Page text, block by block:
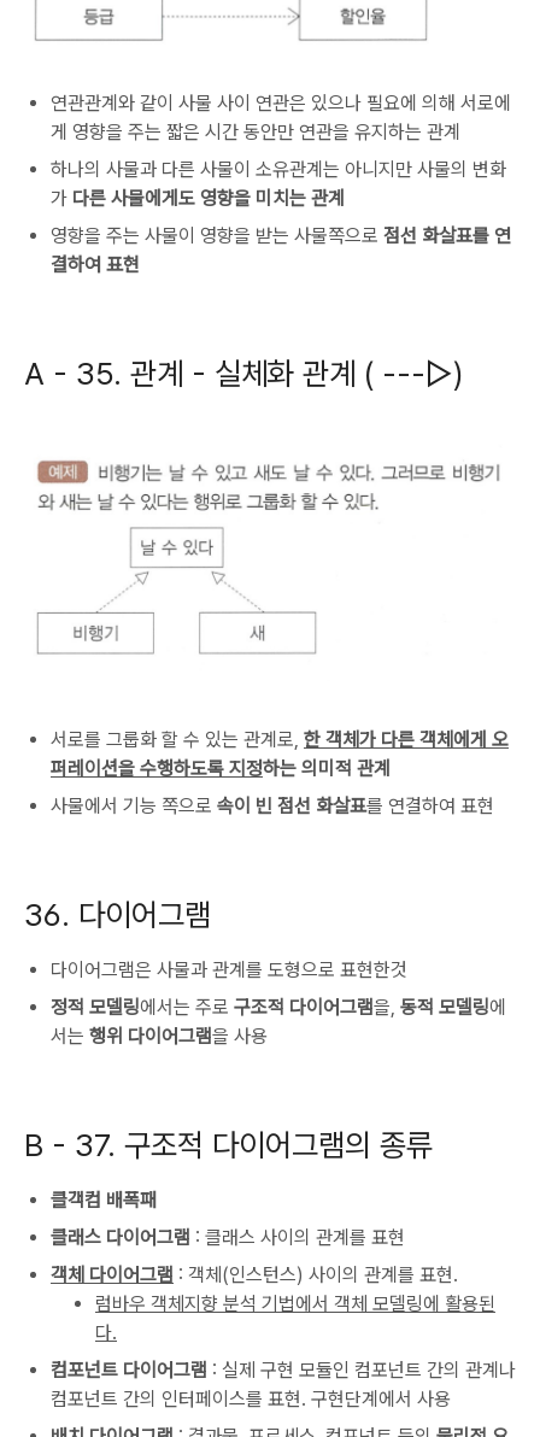
연관관계와 같이 사물 사이 연관은 있으나 필요에 의해 서로에
게 영향을 주는 짧은 시간 동안만 연관을 유지하는 관계
하나의 사물과 다른 사물이 소유관계는 아니지만 사물의 변화
가 다른 사물에게도 영향을 미치는 관계
영향을 주는 사물이 영향을 받는 사물쪽으로 점선 화살표를 연
결하여 표현
A - 35. 관계 - 실체화 관계 ( ---▷)
서로를 그룹화 할 수 있는 관계로, 한 객체가 다른 객체에게 오
퍼레이션을 수행하도록 지정하는 의미적 관계
사물에서 기능 쪽으로 속이 빈 점선 화살표를 연결하여 표현
36. 다이어그램
다이어그램은 사물과 관계를 도형으로 표현한것
정적 모델링에서는 주로 구조적 다이어그램을, 동적 모델링에
서는 행위 다이어그램을 사용
B - 37. 구조적 다이어그램의 종류
클객컴 배폭패
클래스 다이어그램 : 클래스 사이의 관계를 표현
객체 다이어그램 : 객체(인스턴스) 사이의 관계를 표현.
럼바우 객체지향 분석 기법에서 객체 모델링에 활용된
다.
컴포넌트 다이어그램 : 실제 구현 모듈인 컴포넌트 간의 관계나
컴포넌트 간의 인터페이스를 표현. 구현단계에서 사용